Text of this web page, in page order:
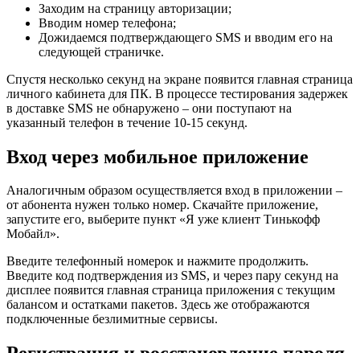
Заходим на страницу авторизации;
Вводим номер телефона;
Дожидаемся подтверждающего SMS и вводим его на
следующей страничке.
Спустя несколько секунд на экране появится главная страница
личного кабинета для ПК. В процессе тестирования задержек
в доставке SMS не обнаружено – они поступают на
указанный телефон в течение 10-15 секунд.
Вход через мобильное приложение
Аналогичным образом осуществляется вход в приложении –
от абонента нужен только номер. Скачайте приложение,
запустите его, выберите пункт «Я уже клиент Тинькофф
Мобайл».
Введите телефонный номерок и нажмите продолжить.
Введите код подтверждения из SMS, и через пару секунд на
дисплее появится главная страница приложения с текущим
балансом и остатками пакетов. Здесь же отображаются
подключенные безлимитные сервисы.